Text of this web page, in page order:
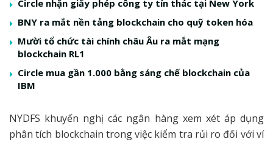
Circle nhận giấy phép công ty tín thác tại New York
BNY ra mắt nền tảng blockchain cho quỹ token hóa
Mười tổ chức tài chính châu Âu ra mắt mạng
blockchain RL1
Circle mua gần 1.000 bằng sáng chế blockchain của
IBM
NYDFS khuyến nghị các ngân hàng xem xét áp dụng
phân tích blockchain trong việc kiểm tra rủi ro đối với ví